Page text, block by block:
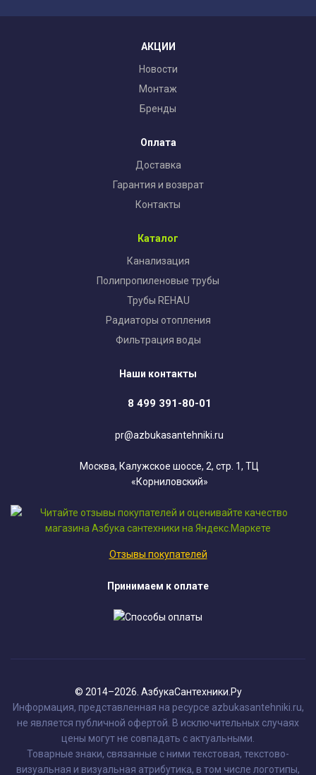
АКЦИИ
Новости
Монтаж
Бренды
Оплата
Доставка
Гарантия и возврат
Контакты
Каталог
Канализация
Полипропиленовые трубы
Трубы REHAU
Радиаторы отопления
Фильтрация воды
Наши контакты
8 499 391-80-01
pr@azbukasantehniki.ru
Москва, Калужское шоссе, 2, стр. 1, ТЦ
«Корниловский»
Отзывы покупателей
Принимаем к оплате
© 2014–2026. АзбукаСантехники.Ру
Информация, представленная на ресурсе azbukasantehniki.ru,
не является публичной офертой. В исключительных случаях
цены могут не совпадать с актуальными.
Товарные знаки, связанные с ними текстовая, текстово-
визуальная и визуальная атрибутика, в том числе логотипы,